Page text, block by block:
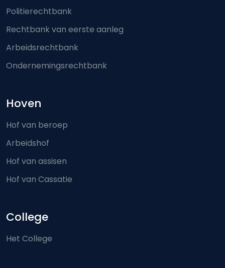
Politierechtbank
Rechtbank van eerste aanleg
Arbeidsrechtbank
Ondernemingsrechtbank
Hoven
Hof van beroep
Arbeidshof
Hof van assisen
Hof van Cassatie
College
Het College